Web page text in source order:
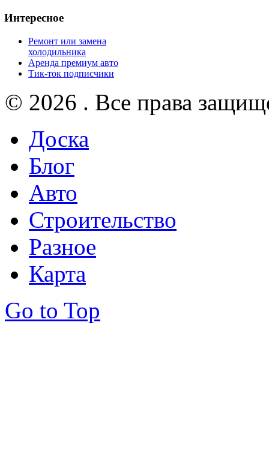
Интересное
Ремонт или замена
холодильника
Аренда премиум авто
Тик-ток подписчики
© 2026 . Все права
Доска
Блог
Авто
Строительство
Разное
Карта
Go to Top